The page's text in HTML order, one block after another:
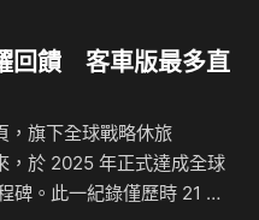
回饋 客車版最多直
，旗下全球戰略休旅
於 2025 年正式達成全球
碑。此一紀錄僅歷時 21 年